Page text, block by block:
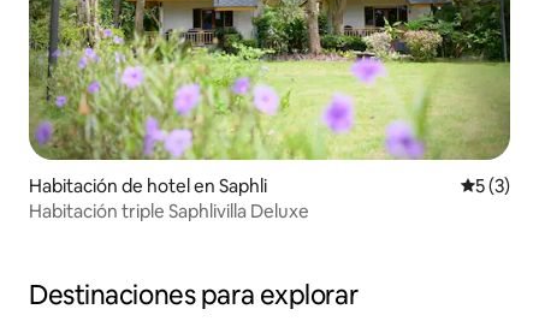
Habitación de hotel en Saphli
5 (3)
Habitación triple Saphlivilla Deluxe
Destinaciones para explorar